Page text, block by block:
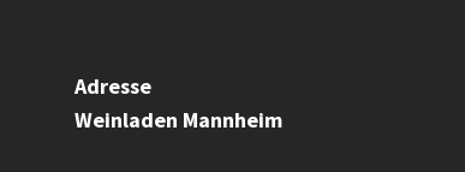
Adresse
Weinladen Mannheim